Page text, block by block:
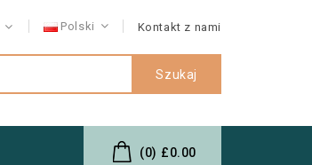
Polski Kontakt z nami
Szukaj
(0) £0.00